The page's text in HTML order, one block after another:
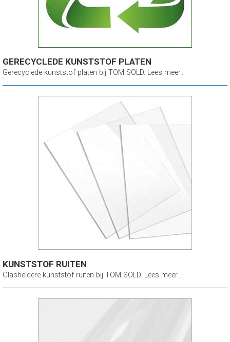
GERECYCLEDE KUNSTSTOF PLATEN
Gerecyclede kunststof platen bij TOM SOLD. Lees meer...
KUNSTSTOF RUITEN
Glasheldere kunststof ruiten bij TOM SOLD. Lees meer...